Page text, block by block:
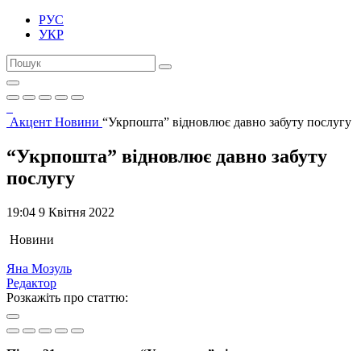
РУС
УКР
Акцент Новини “Укрпошта” відновлює давно забуту послугу
“Укрпошта” відновлює давно забуту
послугу
19:04 9 Квітня 2022
Новини
Яна Мозуль
Редактор
Розкажіть про статтю: